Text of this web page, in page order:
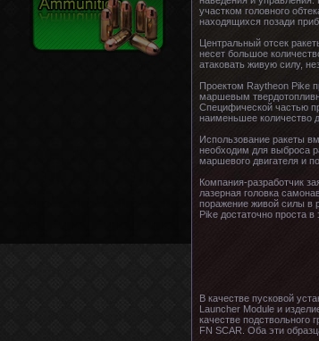
участком головного
находящихся позади
Центральный отсек
несет большое
атаковать живую силу,
Проектом Raytheon Pike
маршевым
Специфической частью
наименьшее количество
Использование ракеты
необходим для выброса
маршевого двигателя и
Компания-разработчик
лазерная головка
поражение живой силы в
Pike достаточно проста
В качестве пусковой
Launcher Module и
качестве подствольного
FN SCAR. Оба эти